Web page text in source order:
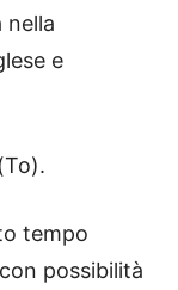
nella
e
tempo
possibilità